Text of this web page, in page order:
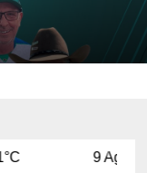
9 Ago 31°C